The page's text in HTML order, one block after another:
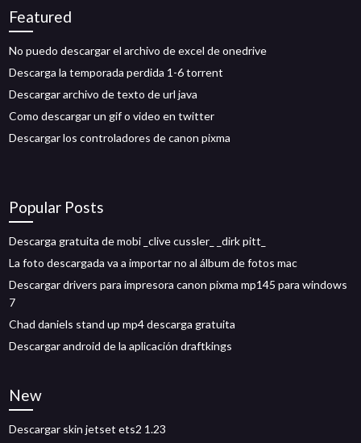
Featured
No puedo descargar el archivo de excel de onedrive
Descarga la temporada perdida 1-6 torrent
Descargar archivo de texto de url java
Como descargar un gif o video en twitter
Descargar los controladores de canon pixma
Popular Posts
Descarga gratuita de mobi _clive cussler_ _dirk pitt_
La foto descargada va a importar no al álbum de fotos mac
Descargar drivers para impresora canon pixma mp145 para windows
7
Chad daniels stand up mp4 descarga gratuita
Descargar android de la aplicación draftkings
New
Descargar skin jetset ets2 1.23